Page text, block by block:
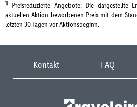
1) Preisreduzierte Angebote: Die dargestellte
aktuellen Aktion beworbenen Preis mit dem
letzten 30 Tagen vor Aktionsbeginn.
Kontakt FAQ